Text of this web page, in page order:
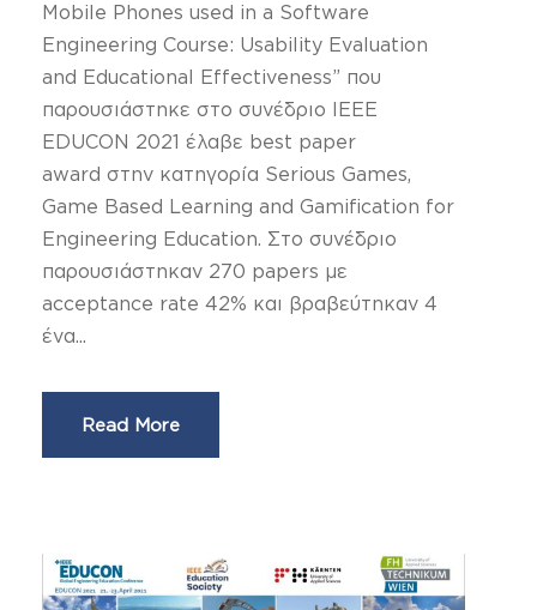
Mobile Phones used in a Software
Engineering Course: Usability Evaluation
and Educational Effectiveness” που
παρουσιάστηκε στο συνέδριο IEEE
EDUCON 2021 έλαβε best paper
award στην κατηγορία Serious Games,
Game Based Learning and Gamification for
Engineering Education. Στο συνέδριο
παρουσιάστηκαν 270 papers με
acceptance rate 42% και βραβεύτηκαν 4
ένα...
Read More